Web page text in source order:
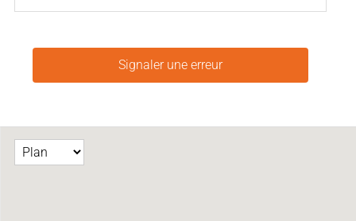
Signaler une erreur